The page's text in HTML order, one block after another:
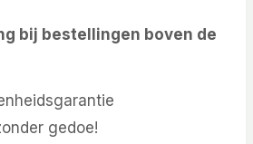
bij bestellingen boven de
gedoe!